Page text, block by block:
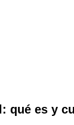
qué es y